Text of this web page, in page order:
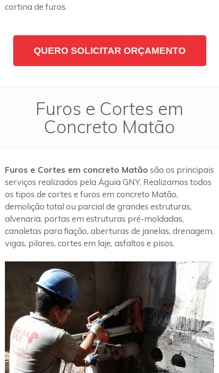
cortina de furos.
QUERO SOLICITAR ORÇAMENTO
Furos e Cortes em
Concreto Matão
Furos e Cortes em concreto Matão são os principais
serviços realizados pela Águia GNY. Realizamos todos
os tipos de cortes e furos em concreto Matão,
demolição total ou parcial de grandes estruturas,
alvenaria, portas em estruturas pré-moldadas,
canaletas para fiação, aberturas de janelas, drenagem,
vigas, pilares, cortes em laje, asfaltos e pisos.